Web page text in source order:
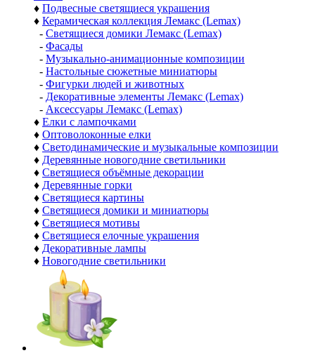
♦ Подвесные светящиеся украшения
♦ Керамическая коллекция Лемакс (Lemax)
- Светящиеся домики Лемакс (Lemax)
- Фасады
- Музыкально-анимационные композиции
- Настольные сюжетные миниатюры
- Фигурки людей и животных
- Декоративные элементы Лемакс (Lemax)
- Аксессуары Лемакс (Lemax)
♦ Елки с лампочками
♦ Оптоволоконные елки
♦ Светодинамические и музыкальные композиции
♦ Деревянные новогодние светильники
♦ Светящиеся объёмные декорации
♦ Деревянные горки
♦ Светящиеся картины
♦ Светящиеся домики и миниатюры
♦ Светящиеся мотивы
♦ Светящиеся елочные украшения
♦ Декоративные лампы
♦ Новогодние светильники